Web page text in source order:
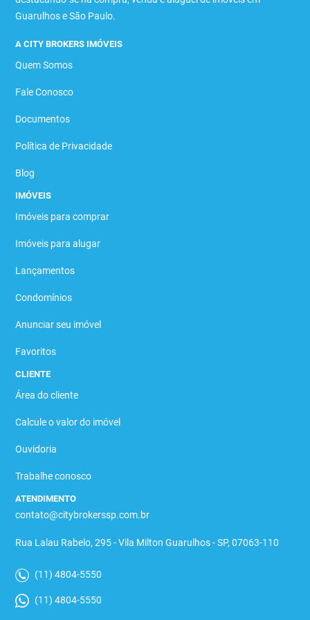
Guarulhos e São Paulo.
A CITY BROKERS IMÓVEIS
Quem Somos
Fale Conosco
Documentos
Política de Privacidade
Blog
IMÓVEIS
Imóveis para comprar
Imóveis para alugar
Lançamentos
Condomínios
Anunciar seu imóvel
Favoritos
CLIENTE
Área do cliente
Calcule o valor do imóvel
Ouvidoria
Trabalhe conosco
ATENDIMENTO
contato@citybrokerssp.com.br
Rua Lalau Rabelo, 295 - Vila Milton Guarulhos - SP, 07063-110
(11) 4804-5550
(11) 4804-5550